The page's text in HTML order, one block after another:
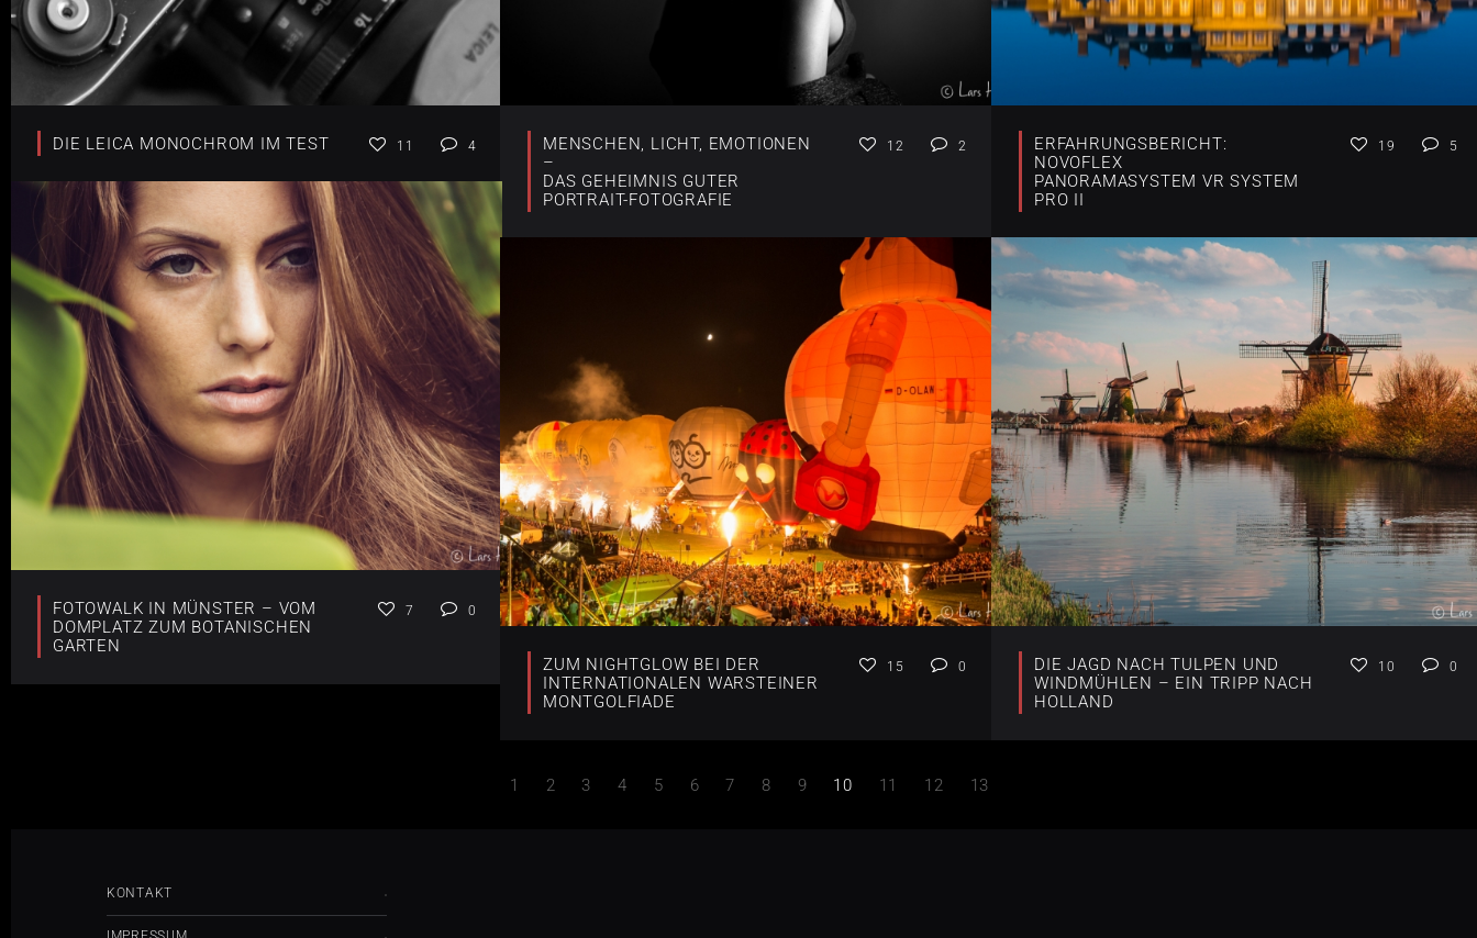
DIE LEICA MONOCHROM IM TEST 11 4
MENSCHEN, LICHT, EMOTIONEN
–
DAS GEHEIMNIS GUTER
PORTRAIT-FOTOGRAFIE
12 2
ERFAHRUNGSBERICHT:
NOVOFLEX
PANORAMASYSTEM VR SYSTEM
PRO II
19 5
FOTOWALK IN MÜNSTER – VOM
DOMPLATZ ZUM BOTANISCHEN
GARTEN
7 0
ZUM NIGHTGLOW BEI DER
INTERNATIONALEN WARSTEINER
MONTGOLFIADE
15 0
DIE JAGD NACH TULPEN UND
WINDMÜHLEN – EIN TRIPP NACH
HOLLAND
10 0
1 2 3 4 5 6 7 8 9 10 11 12 13
KONTAKT